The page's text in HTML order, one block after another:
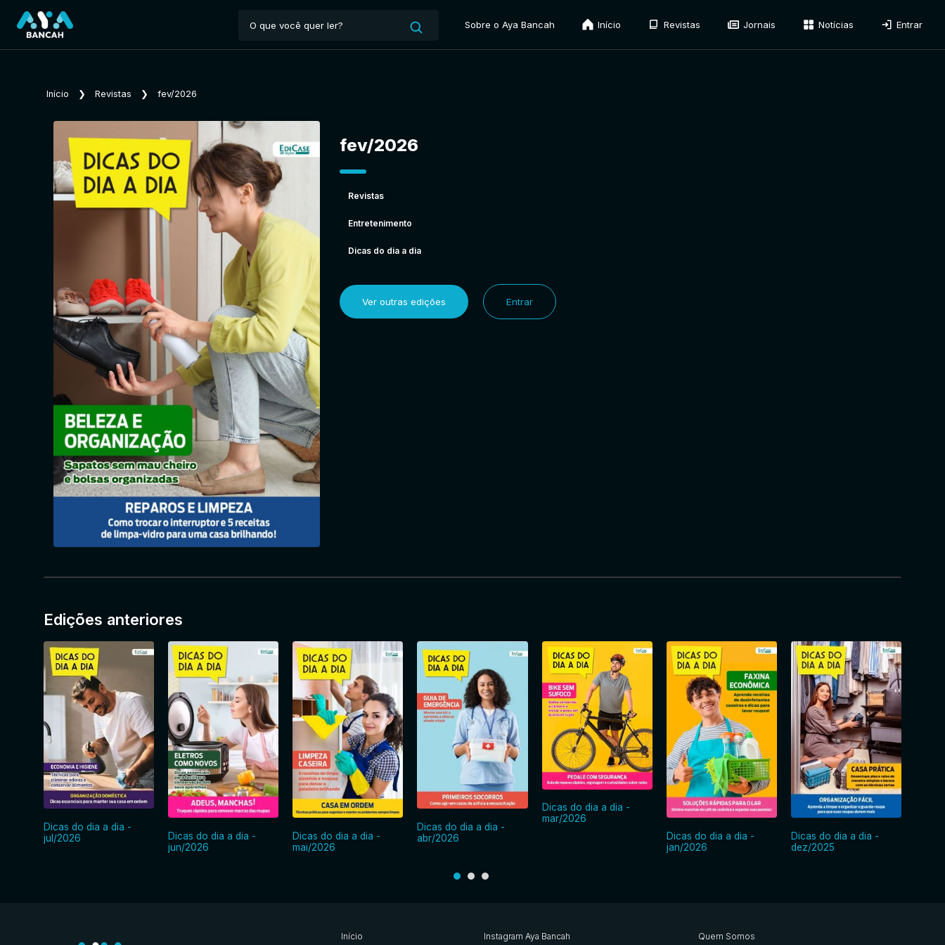
Sobre o Aya Bancah Início Revistas Jornais Notícias Entrar
Início ❯ Revistas ❯ fev/2026
fev/2026
Revistas
Entretenimento
Dicas do dia a dia
Ver outras edições Entrar
Edições anteriores
Dicas do dia a dia -
jul/2026
Dicas do dia a dia -
jun/2026
Dicas do dia a dia -
mai/2026
Dicas do dia a dia -
abr/2026
Dicas do dia a dia -
mar/2026
Dicas do dia a dia -
jan/2026
Dicas do dia a dia -
dez/2025
Início Instagram Aya Bancah Quem Somos